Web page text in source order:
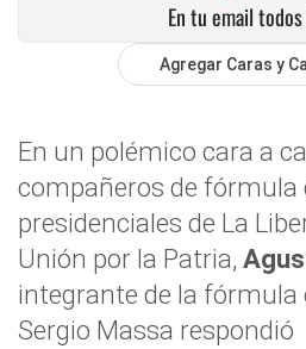
En tu email
Agregar Caras y
En un polémico cara a
compañeros de fórmula
presidenciales de La
Unión por la Patria,
integrante de la
Sergio Massa respondió